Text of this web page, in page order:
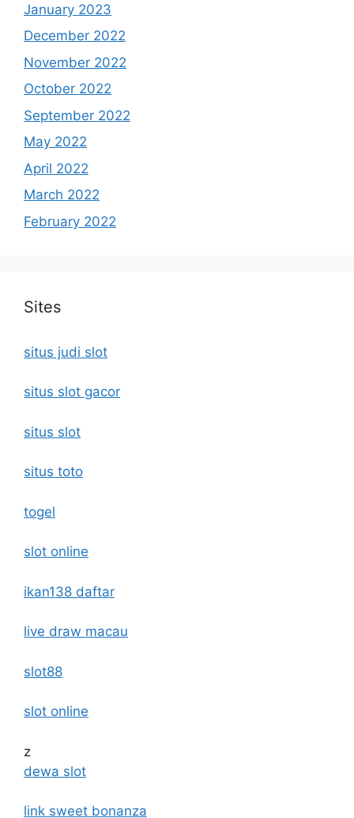
January 2023
December 2022
November 2022
October 2022
September 2022
May 2022
April 2022
March 2022
February 2022
Sites
situs judi slot
situs slot gacor
situs slot
situs toto
togel
slot online
ikan138 daftar
live draw macau
slot88
slot online
z
dewa slot
link sweet bonanza